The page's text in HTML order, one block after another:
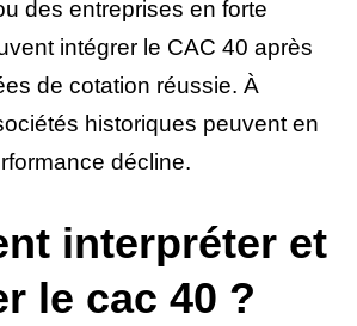
des entreprises en forte
intégrer le CAC 40 après
de cotation réussie. À
historiques peuvent en
décline.
interpréter et
le cac 40 ?